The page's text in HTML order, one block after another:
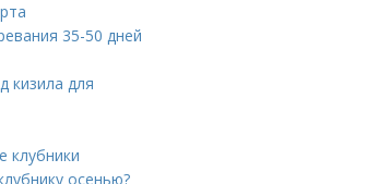
35-50 дней
кизила для
клубники
осенью?